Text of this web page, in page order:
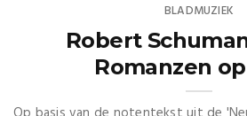
BLADMUZIEK
Robert
Romanzen